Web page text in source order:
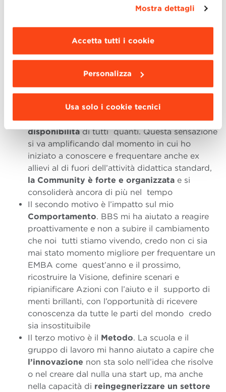
Dettagli ”. Per
modificare le impostazioni di navigazione e
scegliere le funzionalità, le terze parti e i cookie
Mostra dettagli
Accetta tutti i cookie
Personalizza
Usa solo i cookie tecnici
i 3 motivi per cui l’esperienza
in BBS è stata occasione di profondo
e perché la Community è e rimarrà
solo.
formato da studenti, docenti e staff è stato una
piacevole scoperta: non avrei mai pensato di
venir travolto positivamente dallaqualità e
disponibilitàdi tutti quanti. Questa sensazione
si va amplificando dal momento in cui ho
iniziato a conoscere e frequentare anche ex
allievi al di fuori dell’attività didattica standard,
la Community è forte e organizzata e si
consoliderà ancora di più nel tempo
Il secondo motivo è l’impatto sul mio
Comportamento. BBS mi ha aiutato a reagire
proattivamente e non a subire il cambiamento
che noi tutti stiamo vivendo, credo non ci sia
mai stato momento migliore per frequentare un
EMBA come quest’anno e il prossimo,
ricostruire la Visione, definire scenari e
ripianificare Azioni con l’aiuto e il supporto di
menti brillanti, con l’opportunità di ricevere
conoscenza da tutte le parti del mondo credo
sia insostituibile
Il terzo motivo è il Metodo. La scuola e il
gruppo di lavoro mi hanno aiutato a capire che
l’innovazione non sta solo nell’idea che risolve
o nel creare dal nulla una start up, ma anche
nella capacità di reingegnerizzare un settore